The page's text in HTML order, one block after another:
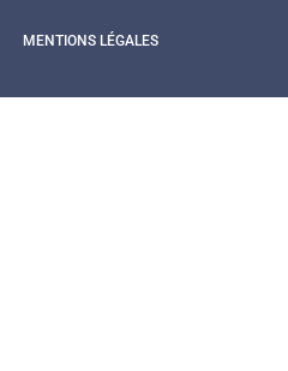
MENTIONS LÉGALES